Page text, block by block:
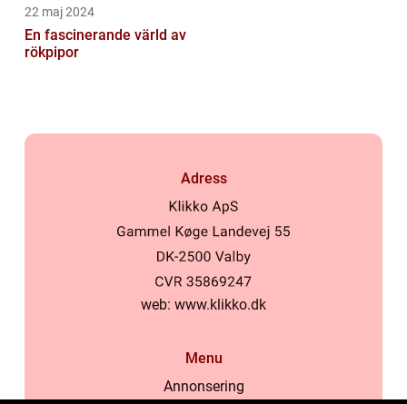
22 maj 2024
En fascinerande värld av
rökpipor
Adress
web: www.klikko.dk
Menu
Annonsering